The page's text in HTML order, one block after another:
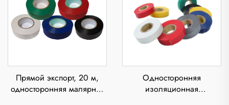
Прямой экспорт, 20 м,
односторонняя малярная
Односторонняя
изоляционная